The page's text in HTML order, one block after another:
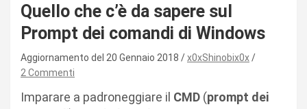
Quello che c’è da sapere sul
Prompt dei comandi di Windows
Aggiornamento del 20 Gennaio 2018
x0xShinobix0x
2 Commenti
Imparare a padroneggiare il CMD (prompt dei